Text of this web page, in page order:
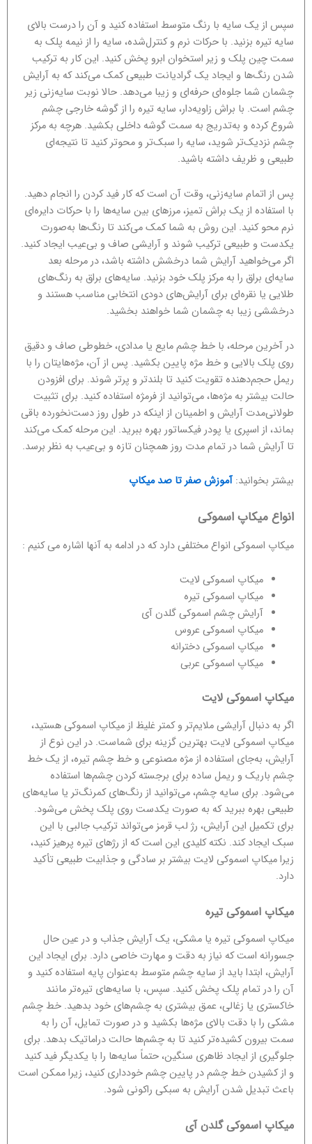
سپس از یک سایه با رنگ متوسط استفاده کنید و آن را درست بالای
سایه تیره بزنید. با حرکات نرم و کنترل‌شده، سایه را از نیمه پلک به
سمت چین پلک و زیر استخوان ابرو پخش کنید. این کار به ترکیب
شدن رنگ‌ها و ایجاد یک گرادیانت طبیعی کمک می‌کند که به آرایش
چشمان شما جلوه‌ای حرفه‌ای و زیبا می‌دهد. حالا نوبت سایه‌زنی زیر
چشم است. با براش زاویه‌دار، سایه تیره را از گوشه خارجی چشم
شروع کرده و به‌تدریج به سمت گوشه داخلی بکشید. هرچه به مرکز
چشم نزدیک‌تر شوید، سایه را سبک‌تر و محو‌تر کنید تا نتیجه‌ای
طبیعی و ظریف داشته باشید.
پس از اتمام سایه‌زنی، وقت آن است که کار فید کردن را انجام دهید.
با استفاده از یک براش تمیز، مرزهای بین سایه‌ها را با حرکات دایره‌ای
نرم محو کنید. این روش به شما کمک می‌کند تا رنگ‌ها به‌صورت
یکدست و طبیعی ترکیب شوند و آرایشی صاف و بی‌عیب ایجاد کنید.
اگر می‌خواهید آرایش شما درخشش داشته باشد، در مرحله بعد
سایه‌ای براق را به مرکز پلک خود بزنید. سایه‌های براق به رنگ‌های
طلایی یا نقره‌ای برای آرایش‌های دودی انتخابی مناسب هستند و
درخششی زیبا به چشمان شما خواهند بخشید.
در آخرین مرحله، با خط چشم مایع یا مدادی، خطوطی صاف و دقیق
روی پلک بالایی و خط مژه پایین بکشید. پس از آن، مژه‌هایتان را با
ریمل حجم‌دهنده تقویت کنید تا بلندتر و پرتر شوند. برای افزودن
حالت بیشتر به مژه‌ها، می‌توانید از فرمژه استفاده کنید. برای تثبیت
طولانی‌مدت آرایش و اطمینان از اینکه در طول روز دست‌نخورده باقی
بماند، از اسپری یا پودر فیکساتور بهره ببرید. این مرحله کمک می‌کند
تا آرایش شما در تمام مدت روز همچنان تازه و بی‌عیب به نظر برسد.
بیشتر بخوانید:آموزش صفر تا صد میکاپ
انواع میکاپ اسموکی
میکاپ اسموکی انواع مختلفی دارد که در ادامه به آنها اشاره می کنیم :
میکاپ اسموکی لایت
میکاپ اسموکی تیره
آرایش چشم اسموکی گلدن آی
میکاپ اسموکی عروس
میکاپ اسموکی دخترانه
میکاپ اسموکی عربی
میکاپ اسموکی لایت
اگر به دنبال آرایشی ملایم‌تر و کمتر غلیظ از میکاپ اسموکی هستید،
میکاپ اسموکی لایت بهترین گزینه برای شماست. در این نوع از
آرایش، به‌جای استفاده از مژه مصنوعی و خط چشم تیره، از یک خط
چشم باریک و ریمل ساده برای برجسته کردن چشم‌ها استفاده
می‌شود. برای سایه چشم، می‌توانید از رنگ‌های کمرنگ‌تر یا سایه‌های
طبیعی بهره ببرید که به صورت یکدست روی پلک پخش می‌شود.
برای تکمیل این آرایش، رژ لب قرمز می‌تواند ترکیب جالبی با این
سبک ایجاد کند. نکته کلیدی این است که از رژهای تیره پرهیز کنید،
زیرا میکاپ اسموکی لایت بیشتر بر سادگی و جذابیت طبیعی تأکید
دارد.
میکاپ اسموکی تیره
میکاپ اسموکی تیره یا مشکی، یک آرایش جذاب و در عین حال
جسورانه است که نیاز به دقت و مهارت خاصی دارد. برای ایجاد این
آرایش، ابتدا باید از سایه چشم متوسط به‌عنوان پایه استفاده کنید و
آن را در تمام پلک پخش کنید. سپس، با سایه‌های تیره‌تر مانند
خاکستری یا زغالی، عمق بیشتری به چشم‌های خود بدهید. خط چشم
مشکی را با دقت بالای مژه‌ها بکشید و در صورت تمایل، آن را به
سمت بیرون کشیده‌تر کنید تا به چشم‌ها حالت دراماتیک بدهد. برای
جلوگیری از ایجاد ظاهری سنگین، حتماً سایه‌ها را با یکدیگر فید کنید
و از کشیدن خط چشم در پایین چشم خودداری کنید، زیرا ممکن است
باعث تبدیل شدن آرایش به سبکی راکونی شود.
میکاپ اسموکی گلدن آی